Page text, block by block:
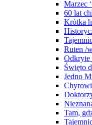
Marzec
60 lat
Krótka
Ruten /
Odkryte
Święto
Jedno
Tam,